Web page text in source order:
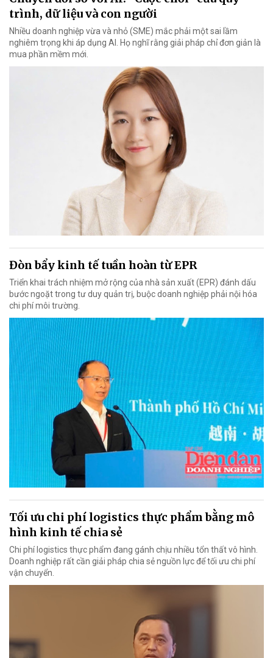
trình, dữ liệu và con người
Nhiều doanh nghiệp vừa và nhỏ (SME) mắc phải một sai lầm
nghiêm trọng khi áp dụng AI. Họ nghĩ rằng giải pháp chỉ đơn giản là
mua phần mềm mới.
Đòn bẩy kinh tế tuần hoàn từ EPR
Triển khai trách nhiệm mở rộng của nhà sản xuất (EPR) đánh dấu
bước ngoặt trong tư duy quản trị, buộc doanh nghiệp phải nội hóa
chi phí môi trường.
Tối ưu chi phí logistics thực phẩm bằng mô
hình kinh tế chia sẻ
Chi phí logistics thực phẩm đang gánh chịu nhiều tổn thất vô hình.
Doanh nghiệp rất cần giải pháp chia sẻ nguồn lực để tối ưu chi phí
vận chuyển.